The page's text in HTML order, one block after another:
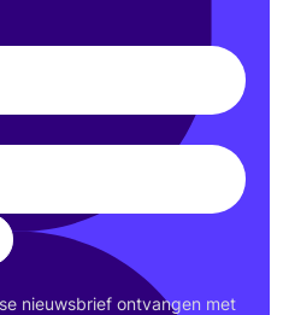
nieuws­brief ont­van­gen met